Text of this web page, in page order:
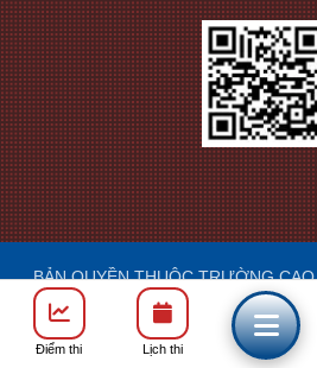
BẢN QUYỀN THUỘC TRƯỜNG
LỘC
DESIGN:
Điểm thi Lịch thi